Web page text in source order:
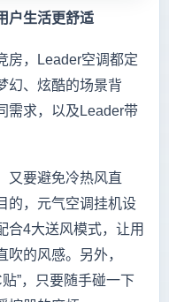
生活更舒适
，Leader空调都定
幻、炫酷的场景背
需求，以及Leader带
要避免冷热风直
的，元气空调挂机设
合4大送风模式，让用
的风感。另外，
”，只要随手碰一下